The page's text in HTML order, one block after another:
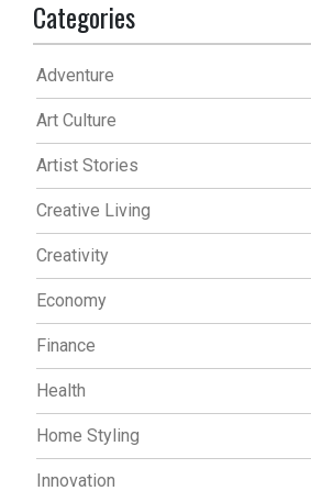
Categories
Adventure
Art Culture
Artist Stories
Creative Living
Creativity
Economy
Finance
Health
Home Styling
Innovation